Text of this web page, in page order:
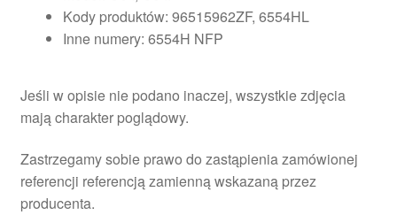
Kody produktów: 96515962ZF, 6554HL
Inne numery: 6554H NFP
Jeśli w opisie nie podano inaczej, wszystkie zdjęcia
mają charakter poglądowy.
Zastrzegamy sobie prawo do zastąpienia zamówionej
referencji referencją zamienną wskazaną przez
producenta.